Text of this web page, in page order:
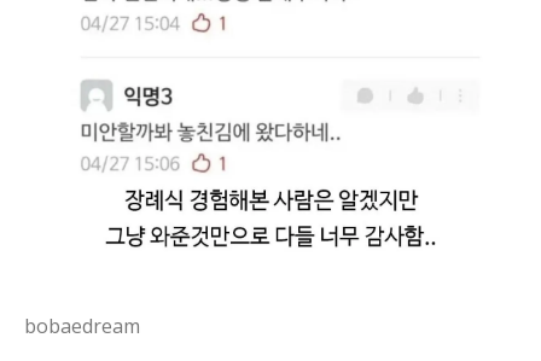
bobaedream